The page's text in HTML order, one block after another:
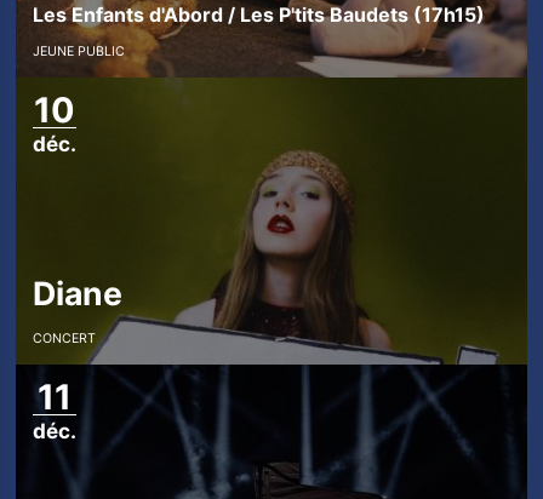
Les Enfants d'Abord / Les P'tits Baudets (17h15)
JEUNE PUBLIC
10
déc.
Diane
CONCERT
11
déc.